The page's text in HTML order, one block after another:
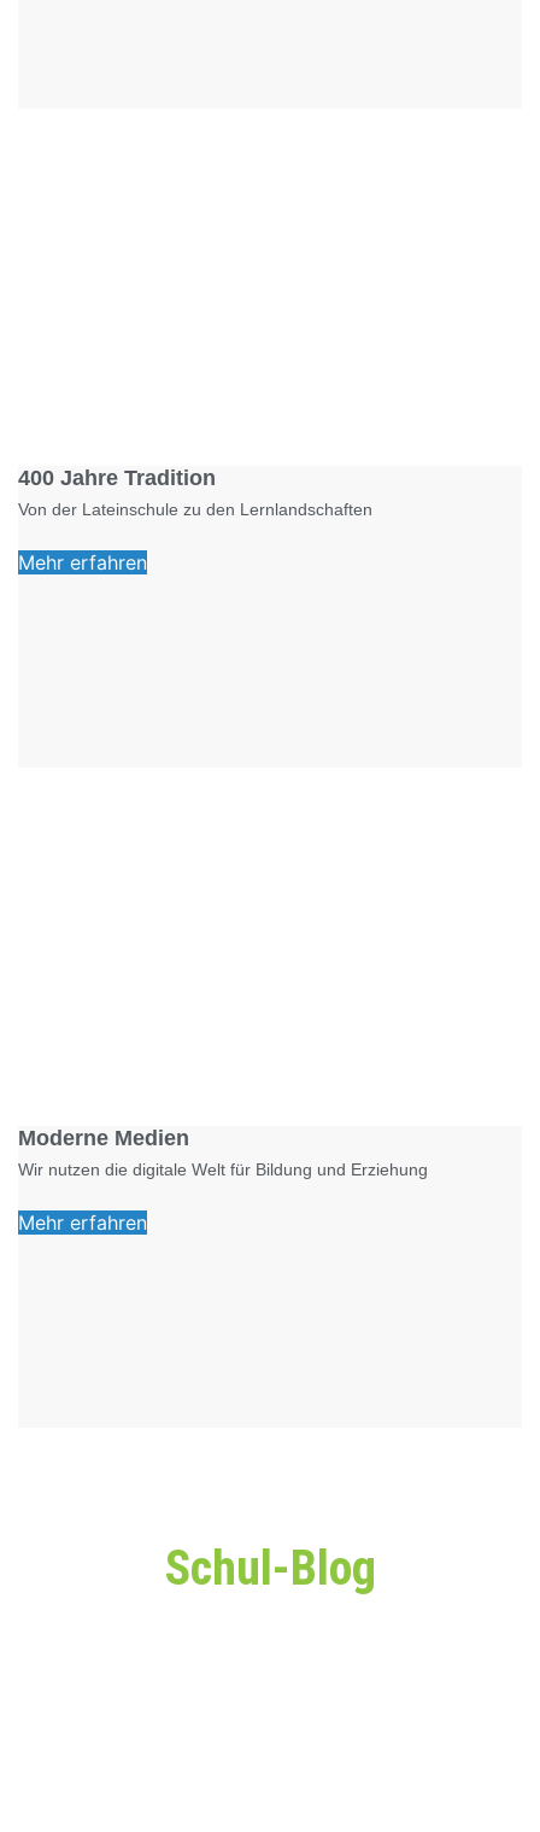
400 Jahre Tradition
Von der Lateinschule zu den Lernlandschaften
Mehr erfahren
Moderne Medien
Wir nutzen die digitale Welt für Bildung und Erziehung
Mehr erfahren
Schul-Blog